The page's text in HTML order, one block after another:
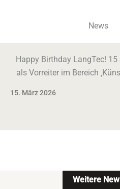
News
Happy Birthday LangTec!
als Vorreiter im Bereich
15. März 2026
Weitere